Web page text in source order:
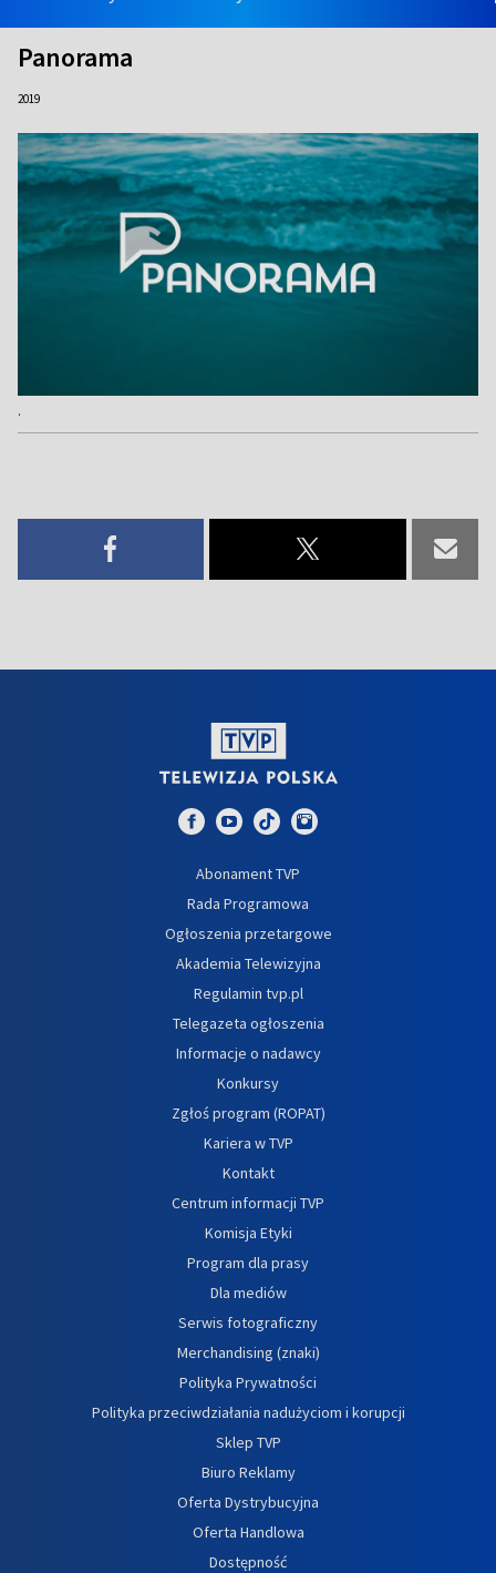
Panorama
2019
.
Abonament TVP
Rada Programowa
Ogłoszenia przetargowe
Akademia Telewizyjna
Regulamin tvp.pl
Telegazeta ogłoszenia
Informacje o nadawcy
Konkursy
Zgłoś program (ROPAT)
Kariera w TVP
Kontakt
Centrum informacji TVP
Komisja Etyki
Program dla prasy
Dla mediów
Serwis fotograficzny
Merchandising (znaki)
Polityka Prywatności
Polityka przeciwdziałania nadużyciom i korupcji
Sklep TVP
Biuro Reklamy
Oferta Dystrybucyjna
Oferta Handlowa
Dostępność